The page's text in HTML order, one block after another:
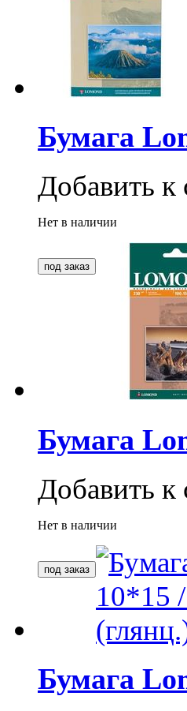
Бумага
Добавить к
Нет в наличии
Бумага
Добавить к
Нет в наличии
Бумага